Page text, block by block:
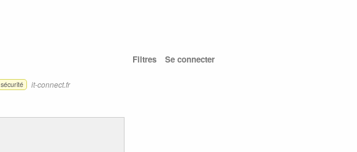
Filtres Se connecter
sécurité it-connect.fr